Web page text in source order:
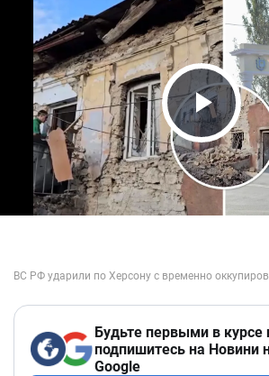
Play
Будьте первыми в курсе
подпишитесь на Новини
Google